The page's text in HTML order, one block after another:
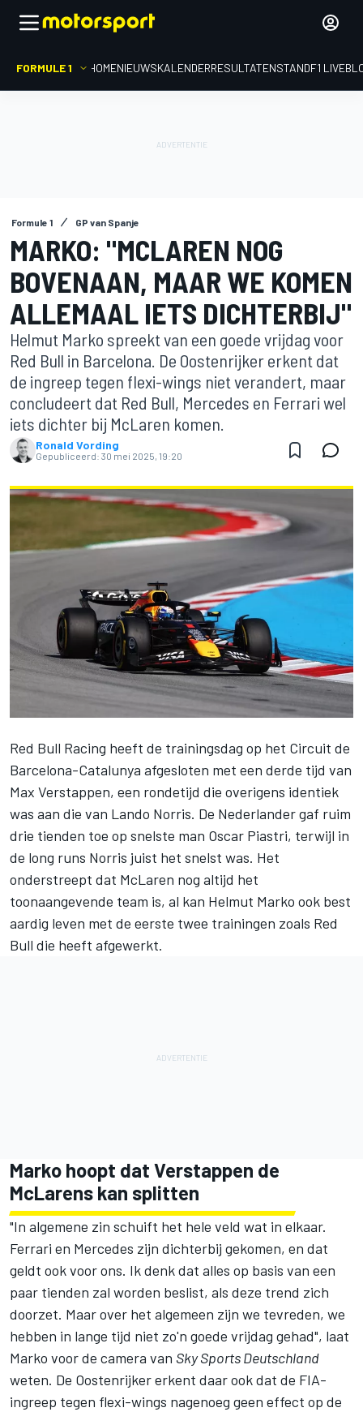
FORMULE 1 HOMENIEUWSKALENDERRESULTATENSTANDF1
Formule 1 GP van Spanje
MARKO: "MCLAREN NOG
BOVENAAN, MAAR WE KOMEN
ALLEMAAL IETS DICHTERBIJ"
Helmut Marko spreekt van een goede vrijdag voor
Red Bull in Barcelona. De Oostenrijker erkent dat
de ingreep tegen flexi-wings niet verandert, maar
concludeert dat Red Bull, Mercedes en Ferrari wel
iets dichter bij McLaren komen.
Ronald Vording
Gepubliceerd: 30 mei 2025, 19:20
Red Bull Racing heeft de trainingsdag op het Circuit de
Barcelona-Catalunya afgesloten met een derde tijd van
Max Verstappen, een rondetijd die overigens identiek
was aan die van Lando Norris. De Nederlander gaf ruim
drie tienden toe op snelste man Oscar Piastri, terwijl in
de long runs Norris juist het snelst was. Het
onderstreept dat McLaren nog altijd het
toonaangevende team is, al kan Helmut Marko ook best
aardig leven met de eerste twee trainingen zoals Red
Bull die heeft afgewerkt.
Marko hoopt dat Verstappen de
McLarens kan splitten
"In algemene zin schuift het hele veld wat in elkaar.
Ferrari en Mercedes zijn dichterbij gekomen, en dat
geldt ook voor ons. Ik denk dat alles op basis van een
paar tienden zal worden beslist, als deze trend zich
doorzet. Maar over het algemeen zijn we tevreden, we
hebben in lange tijd niet zo'n goede vrijdag gehad", laat
Marko voor de camera van Sky Sports Deutschland
weten. De Oostenrijker erkent daar ook dat de FIA-
ingreep tegen flexi-wings nagenoeg geen effect op de